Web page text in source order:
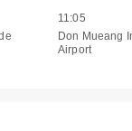
11:05
Don Mueang
Airport